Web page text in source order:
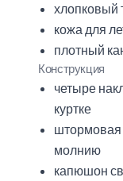
хлопковый
кожа для
плотный
Конструкция
четыре
куртке
штормовая
молнию
капюшон